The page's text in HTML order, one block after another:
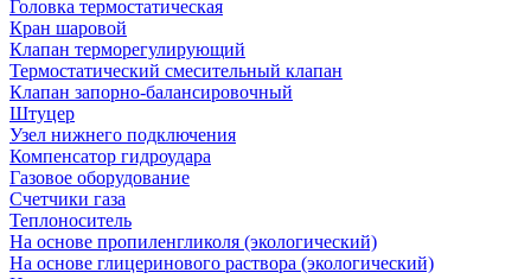
Головка термостатическая
Кран шаровой
Клапан терморегулирующий
Термостатический смесительный клапан
Клапан запорно-балансировочный
Штуцер
Узел нижнего подключения
Компенсатор гидроудара
Газовое оборудование
Счетчики газа
Теплоноситель
На основе пропиленгликоля (экологический)
На основе глицеринового раствора (экологический)